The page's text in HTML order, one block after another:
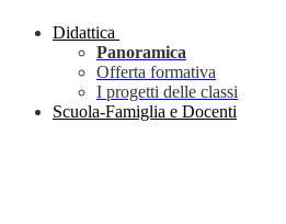
Didattica
Panoramica
Offerta formativa
I progetti delle classi
Scuola-Famiglia e Docenti